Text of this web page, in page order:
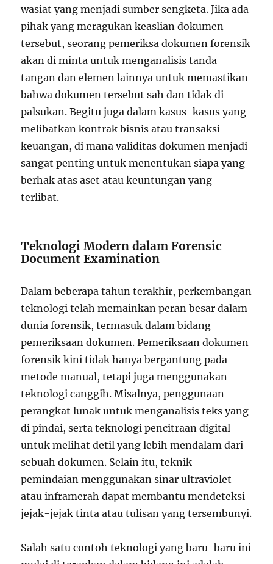
wasiat yang menjadi sumber sengketa. Jika ada
pihak yang meragukan keaslian dokumen
tersebut, seorang pemeriksa dokumen forensik
akan di minta untuk menganalisis tanda
tangan dan elemen lainnya untuk memastikan
bahwa dokumen tersebut sah dan tidak di
palsukan. Begitu juga dalam kasus-kasus yang
melibatkan kontrak bisnis atau transaksi
keuangan, di mana validitas dokumen menjadi
sangat penting untuk menentukan siapa yang
berhak atas aset atau keuntungan yang
terlibat.
Teknologi Modern dalam Forensic
Document Examination
Dalam beberapa tahun terakhir, perkembangan
teknologi telah memainkan peran besar dalam
dunia forensik, termasuk dalam bidang
pemeriksaan dokumen. Pemeriksaan dokumen
forensik kini tidak hanya bergantung pada
metode manual, tetapi juga menggunakan
teknologi canggih. Misalnya, penggunaan
perangkat lunak untuk menganalisis teks yang
di pindai, serta teknologi pencitraan digital
untuk melihat detil yang lebih mendalam dari
sebuah dokumen. Selain itu, teknik
pemindaian menggunakan sinar ultraviolet
atau inframerah dapat membantu mendeteksi
jejak-jejak tinta atau tulisan yang tersembunyi.
Salah satu contoh teknologi yang baru-baru ini